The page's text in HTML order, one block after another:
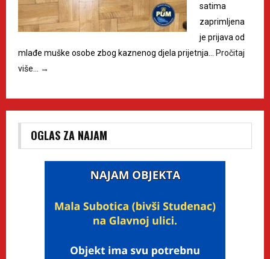
satima
zaprimljena
je prijava od
mlađe muške osobe zbog kaznenog djela prijetnja…
Pročitaj
više…
→
OGLAS ZA NAJAM